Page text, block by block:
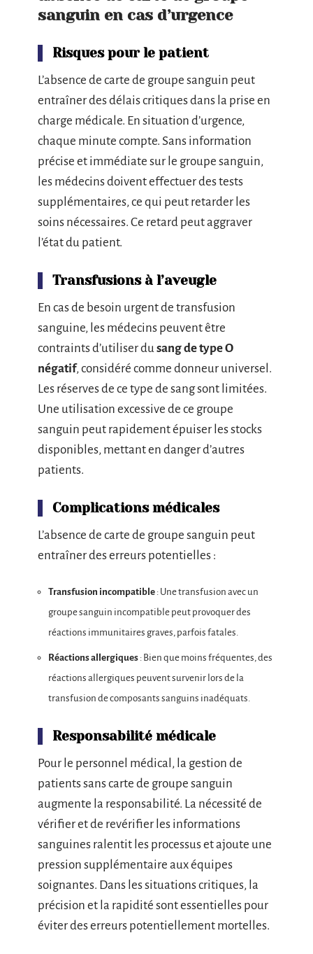
sanguin en cas d’urgence
Risques pour le patient
L’absence de carte de groupe sanguin peut
entraîner des délais critiques dans la prise en
charge médicale. En situation d’urgence,
chaque minute compte. Sans information
précise et immédiate sur le groupe sanguin,
les médecins doivent effectuer des tests
supplémentaires, ce qui peut retarder les
soins nécessaires. Ce retard peut aggraver
l’état du patient.
Transfusions à l’aveugle
En cas de besoin urgent de transfusion
sanguine, les médecins peuvent être
contraints d’utiliser dusang de type O
négatif, considéré comme donneur universel.
Les réserves de ce type de sang sont limitées.
Une utilisation excessive de ce groupe
sanguin peut rapidement épuiser les stocks
disponibles, mettant en danger d’autres
patients.
Complications médicales
L’absence de carte de groupe sanguin peut
entraîner des erreurs potentielles :
Transfusion incompatible : Une transfusion avec un
groupe sanguin incompatible peut provoquer des
réactions immunitaires graves, parfois fatales.
Réactions allergiques : Bien que moins fréquentes, des
réactions allergiques peuvent survenir lors de la
transfusion de composants sanguins inadéquats.
Responsabilité médicale
Pour le personnel médical, la gestion de
patients sans carte de groupe sanguin
augmente la responsabilité. La nécessité de
vérifier et de revérifier les informations
sanguines ralentit les processus et ajoute une
pression supplémentaire aux équipes
soignantes. Dans les situations critiques, la
précision et la rapidité sont essentielles pour
éviter des erreurs potentiellement mortelles.